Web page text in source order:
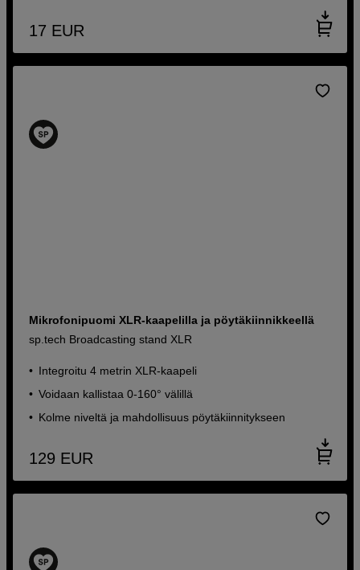
17 EUR
Mikrofonipuomi XLR-kaapelilla ja pöytäkiinnikkeellä
sp.tech Broadcasting stand XLR
Integroitu 4 metrin XLR-kaapeli
Voidaan kallistaa 0-160° välillä
Kolme niveltä ja mahdollisuus pöytäkiinnitykseen
129 EUR